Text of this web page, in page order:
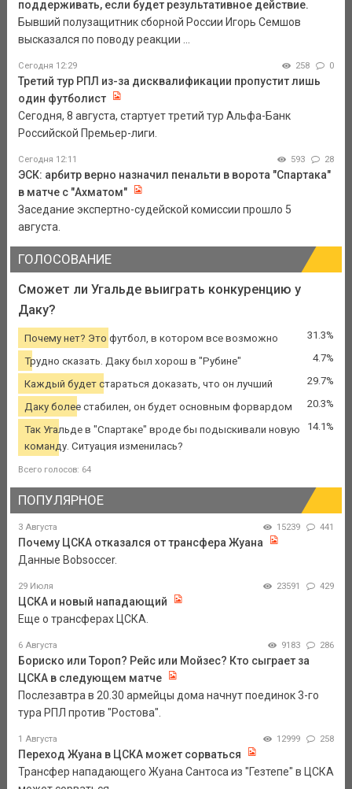
поддерживать, если будет результативное действие.
Бывший полузащитник сборной России Игорь Семшов
высказался по поводу реакции ...
Сегодня 12:29 258 0
Третий тур РПЛ из-за дисквалификации пропустит лишь
один футболист
Сегодня, 8 августа, стартует третий тур Альфа-Банк
Российской Премьер-лиги.
Сегодня 12:11 593 28
ЭСК: арбитр верно назначил пенальти в ворота "Спартака"
в матче с "Ахматом"
Заседание экспертно-судейской комиссии прошло 5
августа.
ГОЛОСОВАНИЕ
Сможет ли Угальде выиграть конкуренцию у
Даку?
Почему нет? Это футбол, в котором все возможно 31.3%
Трудно сказать. Даку был хорош в "Рубине" 4.7%
Каждый будет стараться доказать, что он лучший 29.7%
Даку более стабилен, он будет основным форвардом 20.3%
Так Угальде в "Спартаке" вроде бы подыскивали новую
команду. Ситуация изменилась?
14.1%
Всего голосов: 64
ПОПУЛЯРНОЕ
3 Августа 15239 441
Почему ЦСКА отказался от трансфера Жуана
Данные Bobsoccer.
29 Июля 23591 429
ЦСКА и новый нападающий
Еще о трансферах ЦСКА.
6 Августа 9183 286
Бориско или Тороп? Рейс или Мойзес? Кто сыграет за
ЦСКА в следующем матче
Послезавтра в 20.30 армейцы дома начнут поединок 3-го
тура РПЛ против "Ростова".
1 Августа 12999 258
Переход Жуана в ЦСКА может сорваться
Трансфер нападающего Жуана Сантоса из "Гезтепе" в ЦСКА